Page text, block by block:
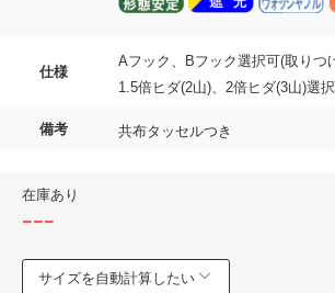
仕様
Aフック、Bフック選択可(取りつ
1.5倍ヒダ(2山)、2倍ヒダ(3山)選
備考 共布タッセルつき
在庫あり
---
サイズを自動計算したい